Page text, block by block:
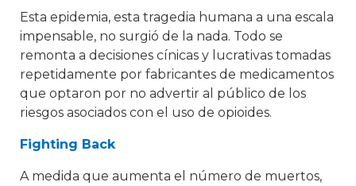
Esta epidemia, esta tragedia humana a una escala
impensable, no surgió de la nada. Todo se
remonta a decisiones cínicas y lucrativas tomadas
repetidamente por fabricantes de medicamentos
que optaron por no advertir al público de los
riesgos asociados con el uso de opioides.
Fighting Back
A medida que aumenta el número de muertos,